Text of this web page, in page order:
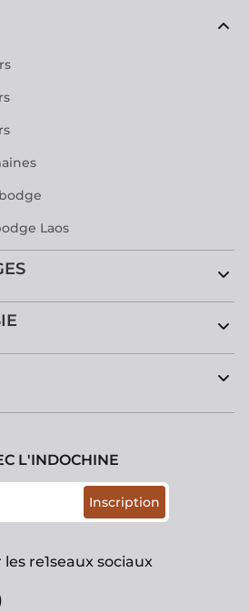
Laos
L'INDOCHINE
Inscription
re1seaux sociaux